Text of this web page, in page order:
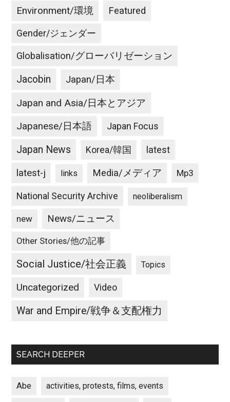
Environment/環境 Featured
Gender/ジェンダー
Globalisation/グローバリゼーション
Jacobin Japan/日本
Japan and Asia/日本とアジア
Japanese/日本語 Japan Focus
Japan News Korea/韓国 latest
latest-j links Media/メディア Mp3
National Security Archive neoliberalism
new News/ニュース
Other Stories/他の記事
Social Justice/社会正義 Topics
Uncategorized Video
War and Empire/戦争＆支配権力
SEARCH DEEPER
Abe activities, protests, films, events